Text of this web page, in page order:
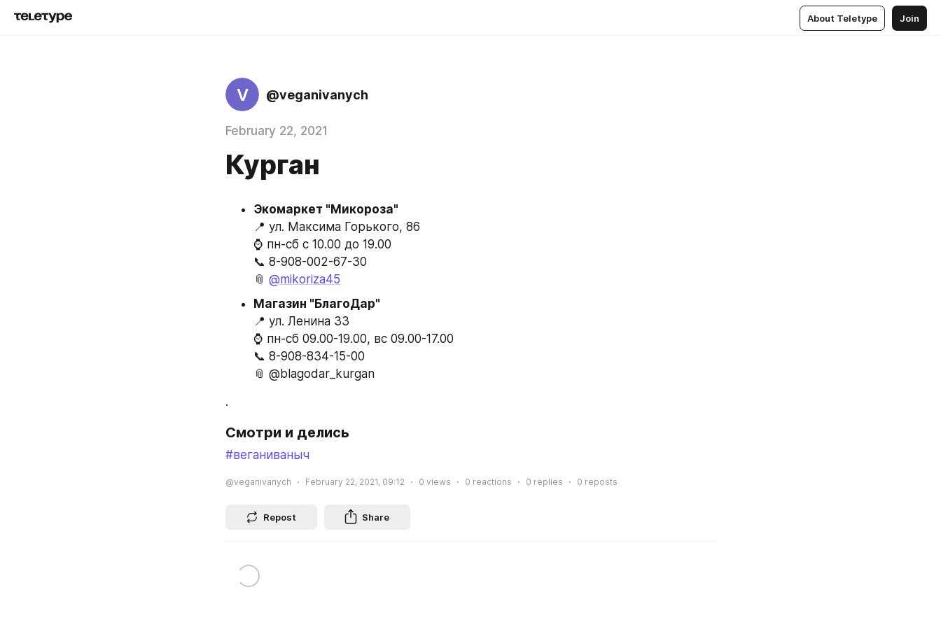
About Teletype Join
V @veganivanych
February 22, 2021
Курган
Экомаркет "Микороза"
📍 ул. Максима Горького, 86
⌚ пн-сб с 10.00 до 19.00
📞 8-908-002-67-30
📎 @mikoriza45
Магазин "БлагоДар"
📍 ул. Ленина 33
⌚ пн-сб 09.00-19.00, вс 09.00-17.00
📞 8-908-834-15-00
📎 @blagodar_kurgan
.
Смотри и делись
#веганиваныч
@veganivanych February 22, 2021, 09:12 0 views 0 reactions 0 replies 0 reposts
Repost Share